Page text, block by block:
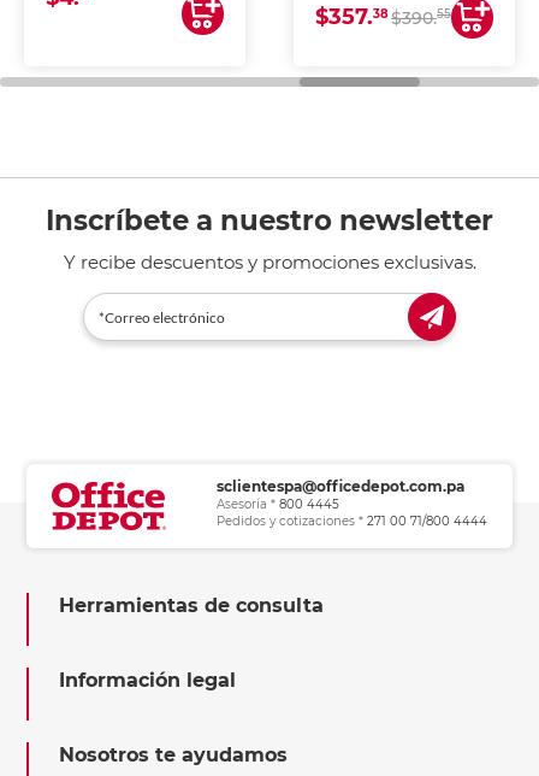
impresoras de inyección
de tinta y láser,
general de oficina.
$357.38$390.55
Inscríbete a nuestro newsletter
Y recibe descuentos y promociones exclusivas.
sclientespa@officedepot.com.pa
Asesoría * 800 4445
Pedidos y cotizaciones * 271 00 71/800 4444
Herramientas de consulta
Información legal
Nosotros te ayudamos